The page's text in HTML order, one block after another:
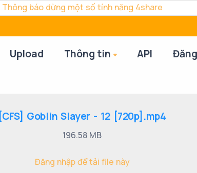
Thông báo dừng một số tính năng 4share
Upload Thông tin API
[CFS] Goblin Slayer - 12 [720p].mp4
196.58 MB
Đăng nhập để tải file này